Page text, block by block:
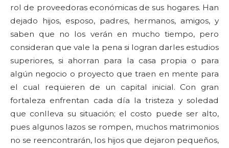
rol de proveedoras económicas de sus hogares. Han
dejado hijos, esposo, padres, hermanos, amigos, y
saben que no los verán en mucho tiempo, pero
consideran que vale la pena si logran darles estudios
superiores, si ahorran para la casa propia o para
algún negocio o proyecto que traen en mente para
el cual requieren de un capital inicial. Con gran
fortaleza enfrentan cada día la tristeza y soledad
que conlleva su situación; el costo puede ser alto,
pues algunos lazos se rompen, muchos matrimonios
no se reencontrarán, los hijos que dejaron pequeños,